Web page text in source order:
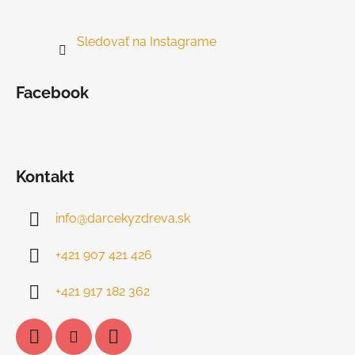
Sledovať na Instagrame
Facebook
Kontakt
info@darcekyzdreva.sk
+421 907 421 426
+421 917 182 362